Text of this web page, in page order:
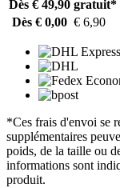
Dès € 49,90 gratuit*
Dès € 0,00 € 6,90
*Ces frais d'envoi se
supplémentaires
poids, de la taille ou
informations sont
produit.